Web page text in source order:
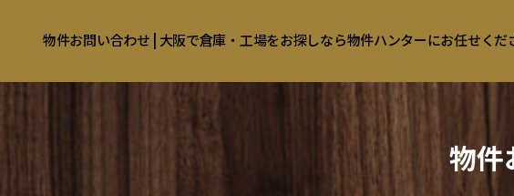
物件お問い合わせ | 大阪で倉庫・工場をお探しなら物件ハンターにお任せくだ
物件